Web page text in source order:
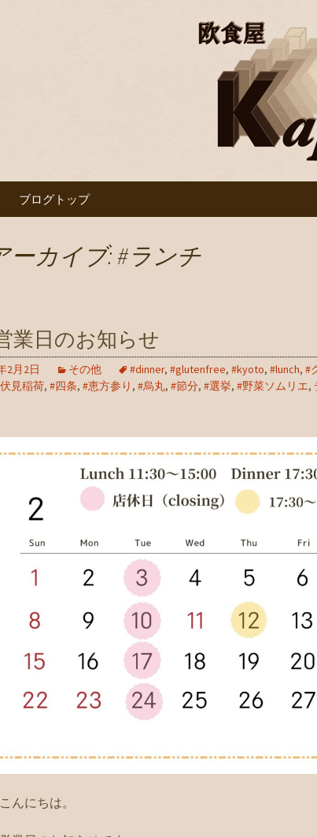
・烏丸のイタ
るイタリアンは絶品。ワインブ
ブログトップ
ーカイブ: #ランチ
業日のお知らせ
2月2日 その他 #dinner, #glutenfree, #kyoto, #lunch, #
見稲荷, #四条, #恵方参り , #烏丸, #節分, #選挙, #野菜ソムリエ,
んにちは。